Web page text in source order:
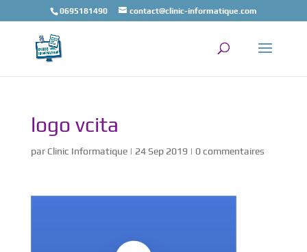
0695181490 contact@clinic-informatique.com
logo vcita
par Clinic Informatique| 24 Sep 2019 | 0 commentaires